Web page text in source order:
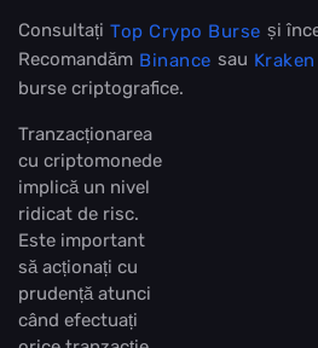
Consultați Top Crypo Burse și
Recomandăm Binance sau Kraken
burse criptografice.
Tranzacționarea
cu criptomonede
implică un nivel
ridicat de risc.
Este important
să acționați cu
prudență atunci
când efectuați